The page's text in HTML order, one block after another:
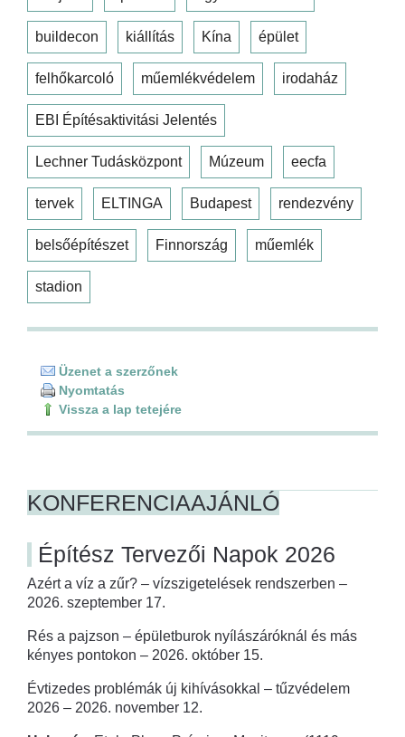
buildecon kiállítás Kína épület
felhőkarcoló műemlékvédelem irodaház
EBI Építésaktivitási Jelentés
Lechner Tudásközpont Múzeum eecfa
tervek ELTINGA Budapest rendezvény
belsőépítészet Finnország műemlék
stadion
Üzenet a szerzőnek
Nyomtatás
Vissza a lap tetejére
KONFERENCIAAJÁNLÓ
Építész Tervezői Napok 2026
Azért a víz a zűr? – vízszigetelések rendszerben –
2026. szeptember 17.
Rés a pajzson – épületburok nyílászáróknál és más
kényes pontokon – 2026. október 15.
Évtizedes problémák új kihívásokkal – tűzvédelem
2026 – 2026. november 12.